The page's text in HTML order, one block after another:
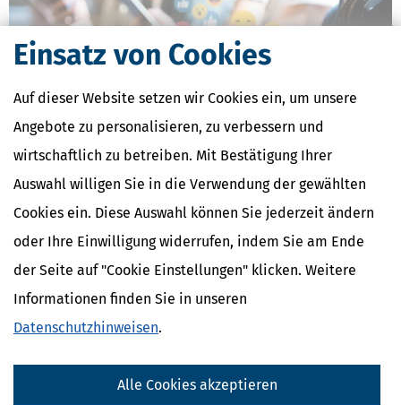
Einsatz von Cookies
Auf dieser Website setzen wir Cookies ein, um unsere
Angebote zu personalisieren, zu verbessern und
wirtschaftlich zu betreiben. Mit Bestätigung Ihrer
Auswahl willigen Sie in die Verwendung der gewählten
Cookies ein. Diese Auswahl können Sie jederzeit ändern
oder Ihre Einwilligung widerrufen, indem Sie am Ende
der Seite auf "Cookie Einstellungen" klicken. Weitere
Informationen finden Sie in unseren
Datenschutzhinweisen.
Alle Cookies akzeptieren
Reisen, Fitness, Fashion, DIY: Das musst du als Influencer wissen
31.07.2026, 09:51 Uhr Als Content Creator oder Influencer kommst
du am Thema Steuern nicht vorbei. Wir helfen dir dabei, die
Regeln einzuhalten. Denn Ärger mit dem Finanzamt kannst du echt
nicht brauchen.
mehr